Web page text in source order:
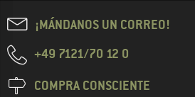
¡MÁNDANOS UN CORREO!
+49 7121/70 12 0
COMPRA CONSCIENTE